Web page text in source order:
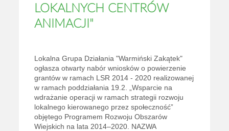
LOKALNYCH CENTRÓW
ANIMACJI"
Lokalna Grupa Działania "Warmiński Zakątek"
ogłasza otwarty nabór wniosków o powierzenie
grantów w ramach LSR 2014 - 2020 realizowanej
w ramach poddziałania 19.2. „Wsparcie na
wdrażanie operacji w ramach strategii rozwoju
lokalnego kierowanego przez społeczność”
objętego Programem Rozwoju Obszarów
Wiejskich na lata 2014–2020. NAZWA